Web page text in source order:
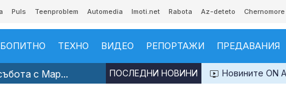
Puls Teenproblem Automedia Imoti.net Rabota Az-deteto Chernomore
ТЕХНО ВИДЕО РЕПОРТАЖИ ПРЕДАВАНИЯ
с Мар... Новините ON
ПОСЛЕДНИ НОВИНИ